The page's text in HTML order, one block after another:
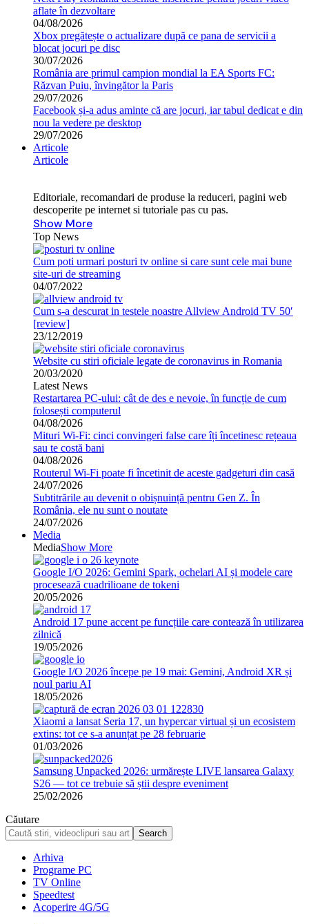
aflate în dezvoltare
04/08/2026
Xbox pregătește o actualizare după ce pana de servicii a
blocat jocuri pe disc
30/07/2026
România are primul campion mondial la EA Sports FC:
Răzvan Puiu, învingător la Paris
29/07/2026
Facebook și-a adus aminte că are jocuri, iar tabul dedicat e din
nou la vedere pe desktop
29/07/2026
Articole
Articole
Editoriale, recomandari de produse la reduceri, pagini web
descoperite pe internet si tutoriale pas cu pas.
Show More
Top News
Cum poti urmari posturi tv online si care sunt cele mai bune
site-uri de streaming
04/07/2022
Cum s-a descurat in testele noastre Allview Android TV 50′
[review]
23/12/2019
Website cu stiri oficiale legate de coronavirus in Romania
20/03/2020
Latest News
Restartarea PC-ului: cât de des e nevoie, în funcție de cum
folosești computerul
04/08/2026
Mituri Wi-Fi: cinci convingeri false care îți încetinesc rețeaua
sau te costă bani
04/08/2026
Routerul Wi-Fi poate fi încetinit de aceste gadgeturi din casă
24/07/2026
Subtitrările au devenit o obișnuință pentru Gen Z. În
România, ele nu sunt o noutate
24/07/2026
Media
MediaShow More
Google I/O 2026: Gemini Spark, ochelari AI și modele care
procesează cuadrilioane de tokeni
20/05/2026
Android 17 pune accent pe funcțiile care contează în utilizarea
zilnică
19/05/2026
Google I/O 2026 începe pe 19 mai: Gemini, Android XR și
noul pariu AI
18/05/2026
Xiaomi a lansat Seria 17, un hypercar virtual și un ecosistem
extins: tot ce s-a anunțat pe 28 februarie
01/03/2026
Samsung Unpacked 2026: urmărește LIVE lansarea Galaxy
S26 — tot ce trebuie să știi despre eveniment
25/02/2026
Căutare
Arhiva
Programe PC
TV Online
Speedtest
Acoperire 4G/5G